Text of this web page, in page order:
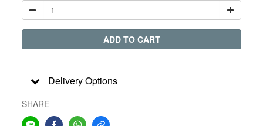
ADD TO CART
Delivery Options
SHARE